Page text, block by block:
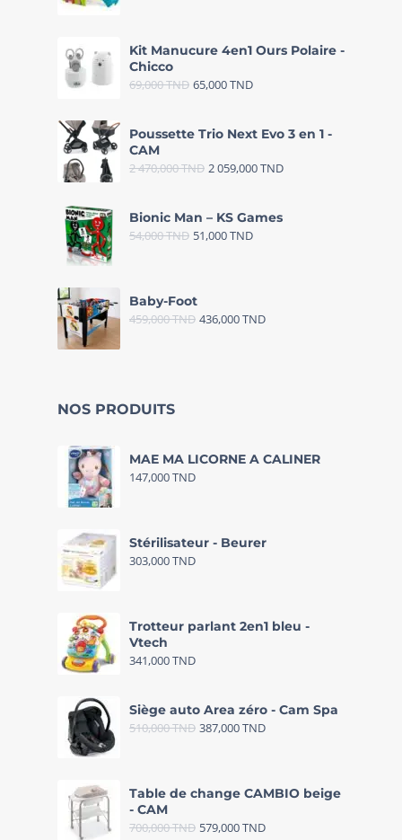
Kit Manucure 4en1 Ours Polaire -
Chicco
69,000TND 65,000TND
Poussette Trio Next Evo 3 en 1 -
CAM
2 470,000TND 2 059,000TND
Bionic Man – KS Games
54,000TND 51,000TND
Baby-Foot
459,000TND 436,000TND
NOS PRODUITS
MAE MA LICORNE A CALINER
147,000TND
Stérilisateur - Beurer
303,000TND
Trotteur parlant 2en1 bleu -
Vtech
341,000TND
Siège auto Area zéro - Cam Spa
510,000TND 387,000TND
Table de change CAMBIO beige
- CAM
700,000TND 579,000TND